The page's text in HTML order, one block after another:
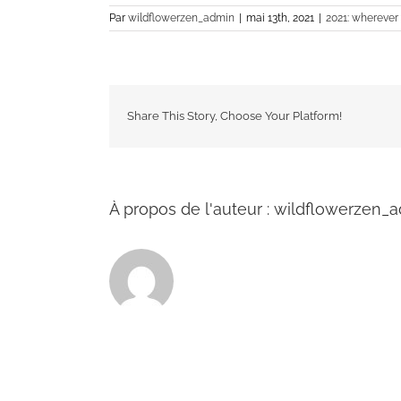
Par wildflowerzen_admin mai 13th, 2021 2021:
Share This Story, Choose Your Platform!
À propos de l'auteur :